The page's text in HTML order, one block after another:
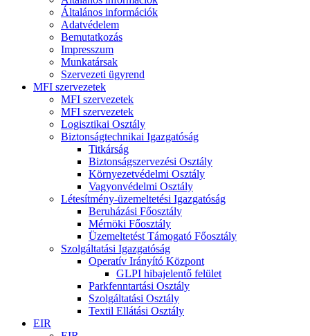
Általános információk
Adatvédelem
Bemutatkozás
Impresszum
Munkatársak
Szervezeti ügyrend
MFI szervezetek
MFI szervezetek
MFI szervezetek
Logisztikai Osztály
Biztonságtechnikai Igazgatóság
Titkárság
Biztonságszervezési Osztály
Környezetvédelmi Osztály
Vagyonvédelmi Osztály
Létesítmény-üzemeltetési Igazgatóság
Beruházási Főosztály
Mérnöki Főosztály
Üzemeltetést Támogató Főosztály
Szolgáltatási Igazgatóság
Operatív Irányító Központ
GLPI hibajelentő felület
Parkfenntartási Osztály
Szolgáltatási Osztály
Textil Ellátási Osztály
EIR